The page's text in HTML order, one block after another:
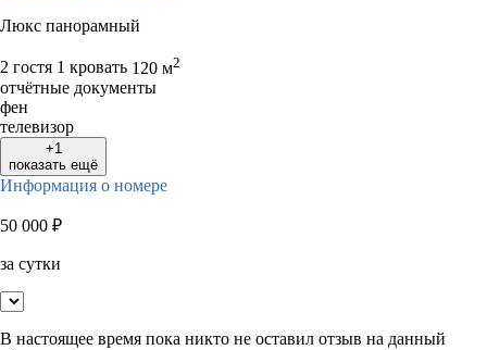
Люкс панорамный
2 гостя 1 кровать 120 м2
отчётные документы
фен
телевизор
+1
показать ещё
Информация о номере
50 000 ₽
за сутки
В настоящее время пока никто не оставил отзыв на данный